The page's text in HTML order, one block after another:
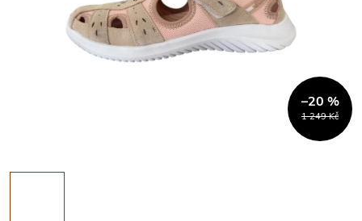
1 249 Kč
–20 %